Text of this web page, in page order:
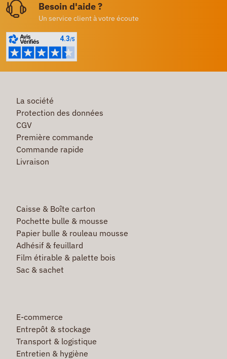
Besoin d'aide ?
Un service client à votre écoute
La société
Protection des données
CGV
Première commande
Commande rapide
Livraison
Caisse & Boîte carton
Pochette bulle & mousse
Papier bulle & rouleau mousse
Adhésif & feuillard
Film étirable & palette bois
Sac & sachet
E-commerce
Entrepôt & stockage
Transport & logistique
Entretien & hygiène